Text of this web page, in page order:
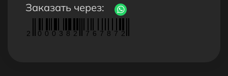
Заказать через:
2 0 0 0 3 8 2 7 6 7 8 7 2